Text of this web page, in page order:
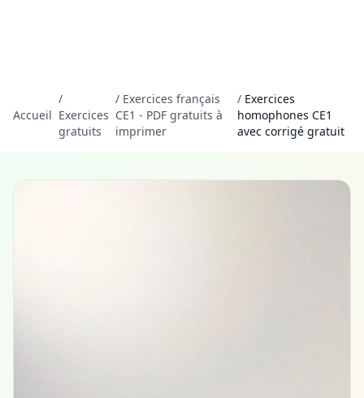
Accueil
/
Exercices
gratuits
/ Exercices français
CE1 - PDF gratuits à
imprimer
/ Exercices
homophones CE1
avec corrigé gratuit